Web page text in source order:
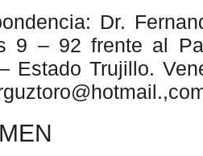
Dr.
9 – 92 frente al
Estado Trujillo.